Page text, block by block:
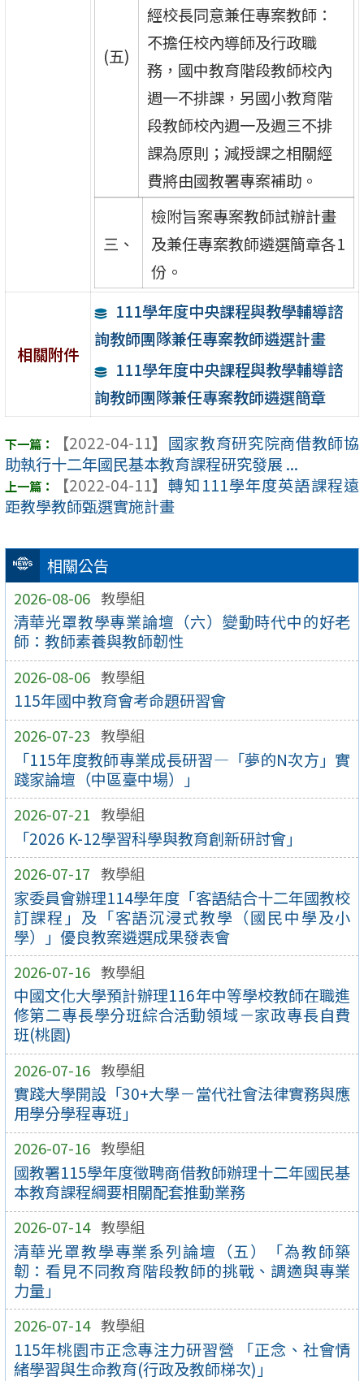
相關公告
2026-08-06 教學組
清華光罩教學專業論壇（六）變動時代中的好老
師：教師素養與教師韌性
2026-08-06 教學組
115年國中教育會考命題研習會
2026-07-23 教學組
「115年度教師專業成長研習—「夢的N次方」實
踐家論壇（中區臺中場）」
2026-07-21 教學組
「2026 K-12學習科學與教育創新研討會」
2026-07-17 教學組
家委員會辦理114學年度「客語結合十二年國教校
訂課程」及「客語沉浸式教學（國民中學及小
學）」優良教案遴選成果發表會
2026-07-16 教學組
中國文化大學預計辦理116年中等學校教師在職進
修第二專長學分班綜合活動領域－家政專長自費
班(桃園)
2026-07-16 教學組
實踐大學開設「30+大學－當代社會法律實務與應
用學分學程專班」
2026-07-16 教學組
國教署115學年度徵聘商借教師辦理十二年國民基
本教育課程綱要相關配套推動業務
2026-07-14 教學組
清華光罩教學專業系列論壇（五）「為教師築
韌：看見不同教育階段教師的挑戰、調適與專業
力量」
2026-07-14 教學組
115年桃園市正念專注力研習營 「正念、社會情
緒學習與生命教育(行政及教師梯次)」
(五)
經校長同意兼任專案教師：
不擔任校內導師及行政職
務，國中教育階段教師校內
週一不排課，另國小教育階
段教師校內週一及週三不排
課為原則；減授課之相關經
費將由國教署專案補助。
三、
檢附旨案專案教師試辦計畫
及兼任專案教師遴選簡章各1
份。
相關附件
111學年度中央課程與教學輔導諮
詢教師團隊兼任專案教師遴選計畫
111學年度中央課程與教學輔導諮
詢教師團隊兼任專案教師遴選簡章
【2022-04-11】 國家教育研究院商借教師協
助執行十二年國民基本教育課程研究發展 ...
【2022-04-11】 轉知111學年度英語課程遠
距教學教師甄選實施計畫